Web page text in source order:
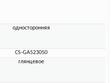
односторонняя
CS-GA523050
глянцевое